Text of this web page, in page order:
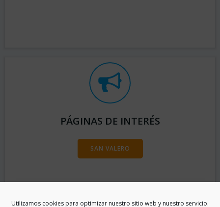
Utilizamos cookies para optimizar nuestro sitio web y nuestro servicio.
PÁGINAS DE INTERÉS
SAN VALERO